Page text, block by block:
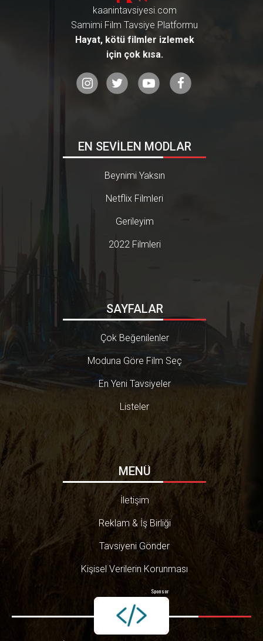
kaanintavsiyesi.com
Samimi Film Tavsiye Platformu
Hayat, kötü filmler izlemek
için çok kısa.
EN SEVİLEN MODLAR
Beynimi Yaksın
Netflix Filmleri
Gerileyim
2022 Filmleri
SAYFALAR
Çok Beğenilenler
Moduna Göre Film Seç
En Yeni Tavsiyeler
Listeler
MENÜ
İletişim
Reklam & İş Birliği
Tavsiyeni Gönder
Kişisel Verilerin Korunması
Sponsor
© 2016-2026